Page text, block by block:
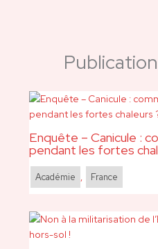
Enquête – Canicule :
pendant les fortes
Académie , France